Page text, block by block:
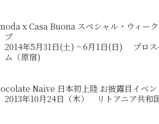
x Casa Buona スペシャル・ウィー
プ
2014年5月31日(土) ~ 6月1日(日) プロス
ム（原宿)
Naive 日本初上陸 お披露目イベン
2013年10月24日（木） リトアニア共和